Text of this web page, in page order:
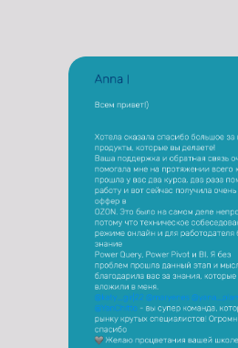
© Все права защищены
Российская Федерация,
г.Москва
ИП Трушко Марина
Владимировна
ОГРНИП 321784700000132
ИНН 782024058660
Сведения об образовательной организации
Политика конфиденциальности
Согласие на обработку персональных данных
Согласие на получение рекламной рассылки